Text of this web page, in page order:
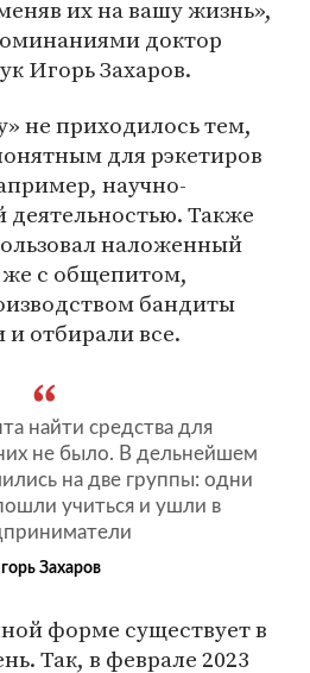
их на вашу жизнь»,
доктор
Игорь Захаров.
не приходилось тем,
для рэкетиров
научно-
деятельностью. Также
наложенный
же с общепитом,
бандиты
отбирали все.
найти средства для
не было. В дельнейшем
на две группы: одни
учиться и ушли в
Захаров
форме существует в
Так, в феврале 2023